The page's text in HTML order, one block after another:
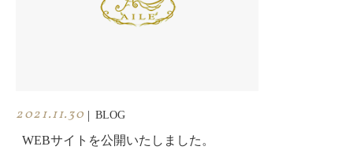
2021.11.30 | BLOG
WEBサイトを公開いたしました。